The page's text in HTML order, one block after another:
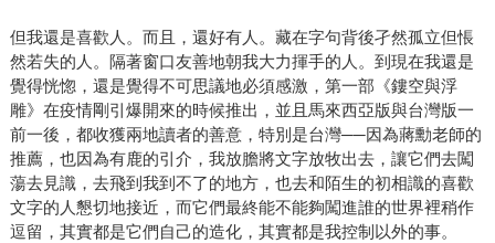
但我還是喜歡人。而且，還好有人。藏在字句背後孑然孤立但悵
然若失的人。隔著窗口友善地朝我大力揮手的人。到現在我還是
覺得恍惚，還是覺得不可思議地必須感激，第一部《鏤空與浮
雕》在疫情剛引爆開來的時候推出，並且馬來西亞版與台灣版一
前一後，都收獲兩地讀者的善意，特別是台灣──因為蔣勳老師的
推薦，也因為有鹿的引介，我放膽將文字放牧出去，讓它們去闖
蕩去見識，去飛到我到不了的地方，也去和陌生的初相識的喜歡
文字的人懇切地接近，而它們最終能不能夠闖進誰的世界裡稍作
逗留，其實都是它們自己的造化，其實都是我控制以外的事。